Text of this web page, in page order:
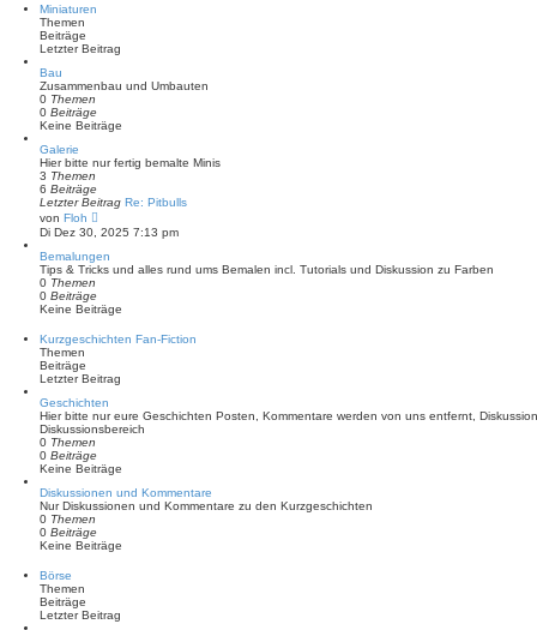
g
Miniaturen
Themen
Beiträge
Letzter Beitrag
Bau
Zusammenbau und Umbauten
0 Themen
0 Beiträge
Keine Beiträge
Galerie
Hier bitte nur fertig bemalte Minis
3 Themen
6 Beiträge
Letzter Beitrag Re: Pitbulls
von Floh
e
u
e
s
r
e
i
r
a
g
Di Dez 30, 2025 7:13 pm
Bemalungen
Tips & Tricks und alles rund ums Bemalen incl. Tutorials und Diskussion zu Farben
0 Themen
0 Beiträge
Keine Beiträge
Kurzgeschichten Fan-Fiction
Themen
Beiträge
Letzter Beitrag
Geschichten
Hier bitte nur eure Geschichten Posten, Kommentare werden von uns entfernt,
Diskussionsbereich
0 Themen
0 Beiträge
Keine Beiträge
Diskussionen und Kommentare
Nur Diskussionen und Kommentare zu den Kurzgeschichten
0 Themen
0 Beiträge
Keine Beiträge
Börse
Themen
Beiträge
Letzter Beitrag